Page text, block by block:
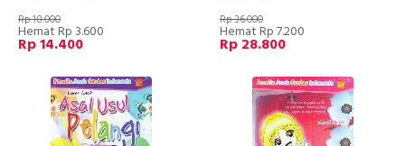
Rp 18.000
Hemat Rp 3.600
Rp 14.400
Rp 36.000
Hemat Rp 7.200
Rp 28.800